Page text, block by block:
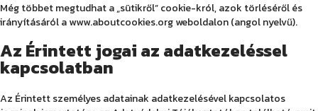
Még többet megtudhat a „sütikről” cookie-król, azok törléséről és
irányításáról a www.aboutcookies.org weboldalon (angol nyelvű).
Az Érintett jogai az adatkezeléssel
kapcsolatban
Az Érintett személyes adatainak adatkezelésével kapcsolatos